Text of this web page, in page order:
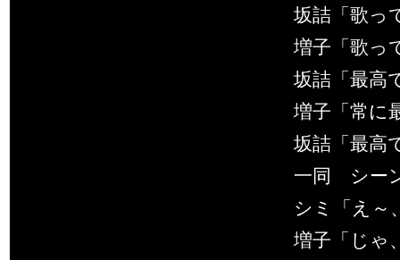
坂詰「歌っ
増子「歌っ
坂詰「最高
増子「常に
坂詰「最高
一同 シー
シミ「え～
増子「じゃ